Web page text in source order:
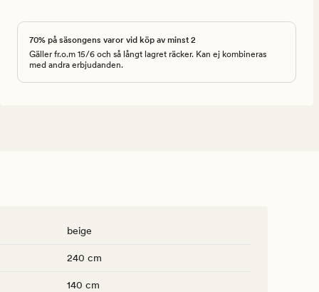
70% på säsongens varor vid köp av minst 2
Gäller fr.o.m 15/6 och så långt lagret räcker. Kan ej kombineras
med andra erbjudanden.
beige
240 cm
140 cm